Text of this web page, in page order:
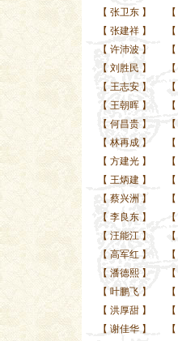
【 张卫东】 【
【 张建祥】 【
【 许沛波】 【
【 刘胜民 】 【
【 王志安】 【
【 王朝晖】 【
【 何昌贵】 【
【 林再成】 【
【 方建光】 【
【 王炳建】 【
【 蔡兴洲 】 【
【 李良东】 【
【 汪能江】 【
【 高军红 】 【
【 潘德熙】 【
【 叶鹏飞】 【
【 洪厚甜】 【
【 谢佳华】 【